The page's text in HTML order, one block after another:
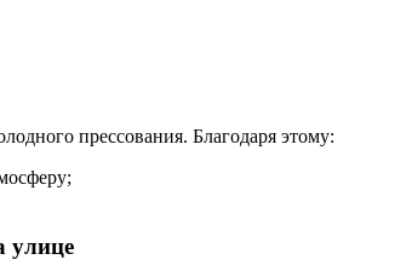
прессования. Благодаря этому:
улице